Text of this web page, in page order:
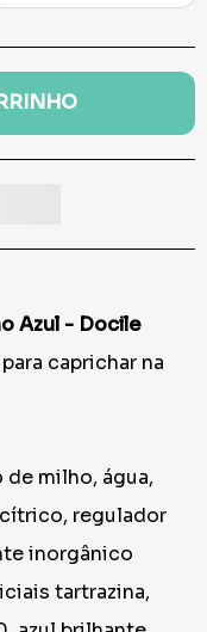
Azul - Docile
caprichar na
milho, água,
regulador
inorgânico
tartrazina,